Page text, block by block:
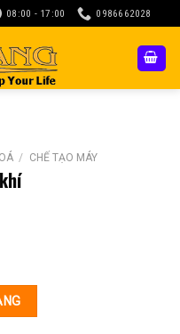
08:00 - 17:00 0986662028
/ CHẾ TẠO MÁY